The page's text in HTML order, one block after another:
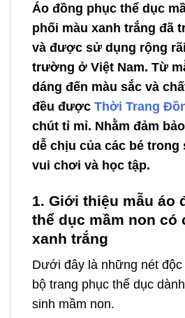
Áo đồng phục thể dục
phối màu xanh trắng đã
và được sử dụng rộng
trường ở Việt Nam. Từ
dáng đến màu sắc và
đều được Thời Trang
chút tỉ mỉ. Nhằm đảm
dễ chịu của các bé trong
vui chơi và học tập.
1. Giới thiệu mẫu áo
thể dục mầm non có
xanh trắng
Dưới đây là những nét
bộ trang phục thể dục
sinh mầm non.